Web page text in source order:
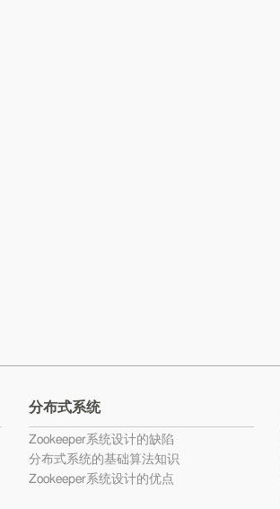
分布式系统
Zookeeper系统设计的缺陷
分布式系统的基础算法知识
Zookeeper系统设计的优点